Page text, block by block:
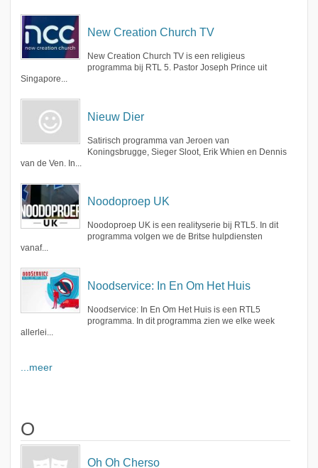
New Creation Church TV
New Creation Church TV is een religieus
programma bij RTL 5. Pastor Joseph Prince uit
Singapore...
Nieuw Dier
Satirisch programma van Jeroen van
Koningsbrugge, Sieger Sloot, Erik Whien en Dennis
van de Ven. In...
Noodoproep UK
Noodoproep UK is een realityserie bij RTL5. In dit
programma volgen we de Britse hulpdiensten
vanaf...
Noodservice: In En Om Het Huis
Noodservice: In En Om Het Huis is een RTL5
programma. In dit programma zien we elke week
allerlei...
...meer
O
Oh Oh Cherso